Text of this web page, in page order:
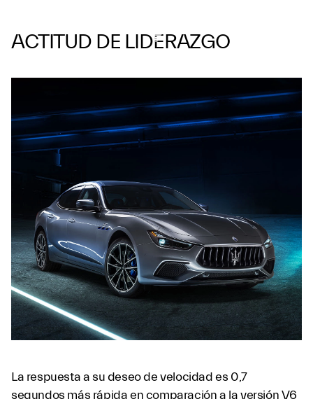
ACTITUD DE LIDERAZGO
La respuesta a su deseo de velocidad es 0,7
segundos más rápida en comparación a la versión V6